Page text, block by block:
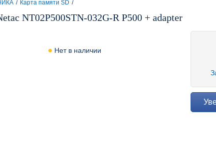
/ Карта памяти SD /
NT02P500STN-032G-R P500 + adapter
Нет в наличии